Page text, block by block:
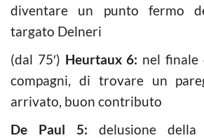
diventare un punto fermo
targato Delneri
(dal 75′) Heurtaux 6: nel finale
compagni, di trovare un
arrivato, buon contributo
De Paul 5: delusione della